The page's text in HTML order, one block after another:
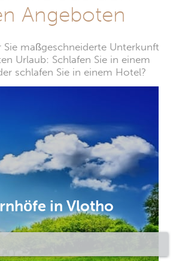
Angeboten
Sie maßgeschneiderte Unterkunft
Urlaub: Schlafen Sie in einem
schlafen Sie in einem Hotel?
in Vlotho